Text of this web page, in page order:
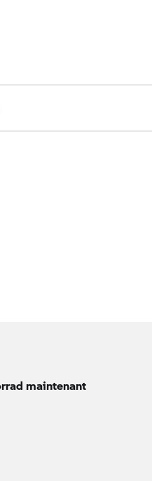
maintenant